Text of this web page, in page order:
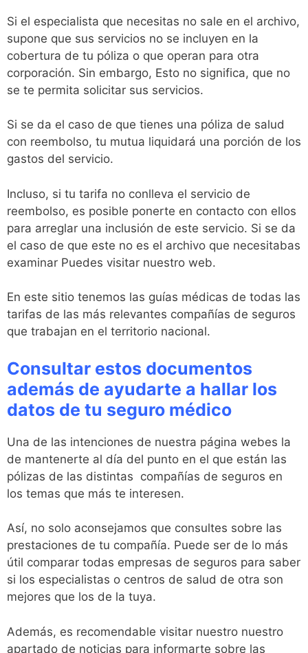
Si el especialista que necesitas no sale en el archivo,
supone que sus servicios no se incluyen en la
cobertura de tu póliza o que operan para otra
corporación. Sin embargo, Esto no significa, que no
se te permita solicitar sus servicios.
Si se da el caso de que tienes una póliza de salud
con reembolso, tu mutua liquidará una porción de los
gastos del servicio.
Incluso, si tu tarifa no conlleva el servicio de
reembolso, es posible ponerte en contacto con ellos
para arreglar una inclusión de este servicio. Si se da
el caso de que este no es el archivo que necesitabas
examinar Puedes visitar nuestro web.
En este sitio tenemos las guías médicas de todas las
tarifas de las más relevantes compañías de seguros
que trabajan en el territorio nacional.
Consultar estos documentos
además de ayudarte a hallar los
datos de tu seguro médico
Una de las intenciones de nuestra página webes la
de mantenerte al día del punto en el que están las
pólizas de las distintas compañías de seguros en
los temas que más te interesen.
Así, no solo aconsejamos que consultes sobre las
prestaciones de tu compañía. Puede ser de lo más
útil comparar todas empresas de seguros para saber
si los especialistas o centros de salud de otra son
mejores que los de la tuya.
Además, es recomendable visitar nuestro nuestro
apartado de noticias para informarte sobre las